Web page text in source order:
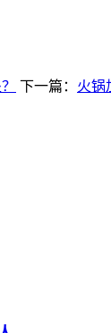
下一篇： 火锅